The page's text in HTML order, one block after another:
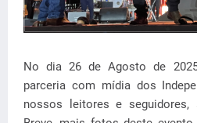
No dia 26 de Agosto de
parceria com mídia dos
nossos leitores e